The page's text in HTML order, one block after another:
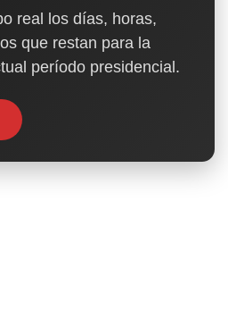
real los días, horas,
que restan para la
período presidencial.